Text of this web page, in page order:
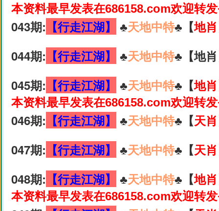
本资料最早发表在686158.com欢迎转
043期: 【行走江湖】 ♣️天地中特♣️【地肖
044期: 【行走江湖】 ♣️天地中特♣️【地
045期: 【行走江湖】 ♣️天地中特♣️【地肖
本资料最早发表在686158.com欢迎转
046期: 【行走江湖】 ♣️天地中特♣️【天肖
047期: 【行走江湖】 ♣️天地中特♣️【天肖
048期: 【行走江湖】 ♣️天地中特♣️【地肖
本资料最早发表在686158.com欢迎转